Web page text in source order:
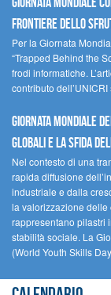
FRONTIERE DELLO
Per la Giornata
“Trapped Behind the
frodi informatiche.
contributo
GIORNATA MONDIALE
GLOBALI E LA SFIDA
Nel contesto di una
rapida diffusione
industriale e dalla
la valorizzazione
rappresentano pilastri
stabilità sociale. La
(World Youth Skills